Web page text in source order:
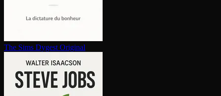
The Sims Dygest Original